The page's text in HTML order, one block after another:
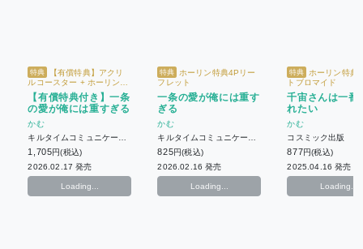
特典
【有償特典】アクリ
ルコースター + ホーリン特
典4Pリーフレット
【有償特典付き】一条
の愛が俺には重すぎる
かむ
キルタイムコミュニケーシ
1,705円(税込)
2026.02.17 発売
Loading...
特典
ホーリン特典4Pリー
フレット
一条の愛が俺には重す
ぎる
かむ
キルタイムコミュニケーシ
825円(税込)
2026.02.16 発売
Loading...
特典
ホーリン特典
トブロマイド
千宙さんは一番
れたい
かむ
コスミック出版
877円(税込)
2025.04.16 発売
Loading...